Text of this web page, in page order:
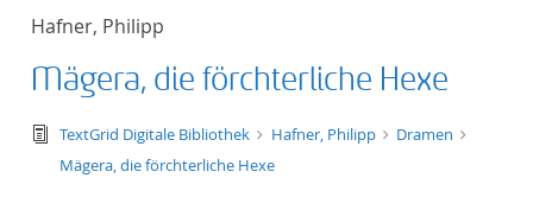
Hafner, Philipp
Mägera, die förchterliche Hexe
text/tg.edition+tg.aggregation+xml
TextGrid Digitale Bibliothek Hafner, Philipp
Dramen
Mägera, die förchterliche Hexe